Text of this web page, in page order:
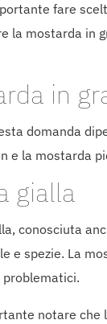
fare
la mostarda in
in
domanda
e la mostarda
gialla
conosciuta
e spezie. La
notare che